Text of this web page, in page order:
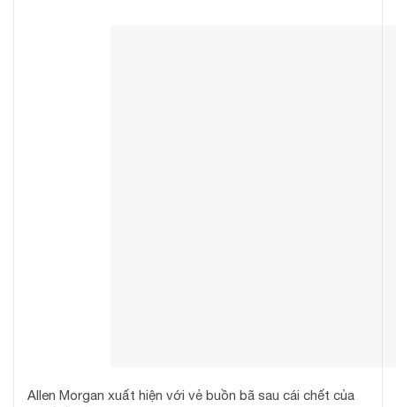
Allen Morgan xuất hiện với vẻ buồn bã sau cái chết của